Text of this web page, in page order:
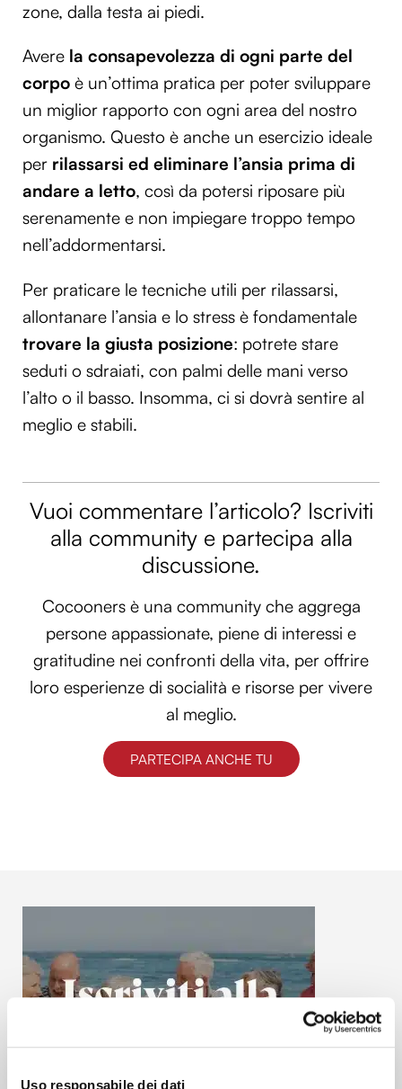
Uso responsabile dei dati
zone, dalla testa ai piedi.
Avere la consapevolezza di ogni parte del
corpo è un’ottima pratica per poter sviluppare
un miglior rapporto con ogni area del nostro
organismo. Questo è anche un esercizio ideale
per rilassarsi ed eliminare l’ansia prima di
andare a letto, così da potersi riposare più
serenamente e non impiegare troppo tempo
nell’addormentarsi.
Per praticare le tecniche utili per rilassarsi,
allontanare l’ansia e lo stress è fondamentale
trovare la giusta posizione: potrete stare
seduti o sdraiati, con palmi delle mani verso
l’alto o il basso. Insomma, ci si dovrà sentire al
meglio e stabili.
Vuoi commentare l’articolo? Iscriviti
alla community e partecipa alla
discussione.
Cocooners è una community che aggrega
persone appassionate, piene di interessi e
gratitudine nei confronti della vita, per offrire
loro esperienze di socialità e risorse per vivere
al meglio.
PARTECIPA ANCHE TU